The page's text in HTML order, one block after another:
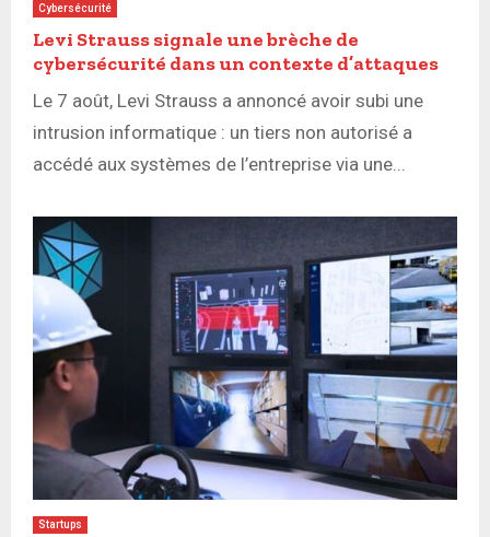
Cybersécurité
Levi Strauss signale une brèche de
cybersécurité dans un contexte d’attaques
Le 7 août, Levi Strauss a annoncé avoir subi une
intrusion informatique : un tiers non autorisé a
accédé aux systèmes de l’entreprise via une...
Startups